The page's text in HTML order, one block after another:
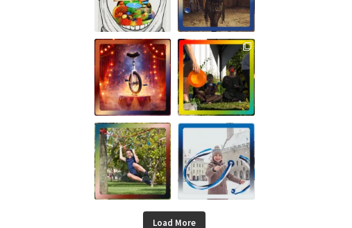
Load More